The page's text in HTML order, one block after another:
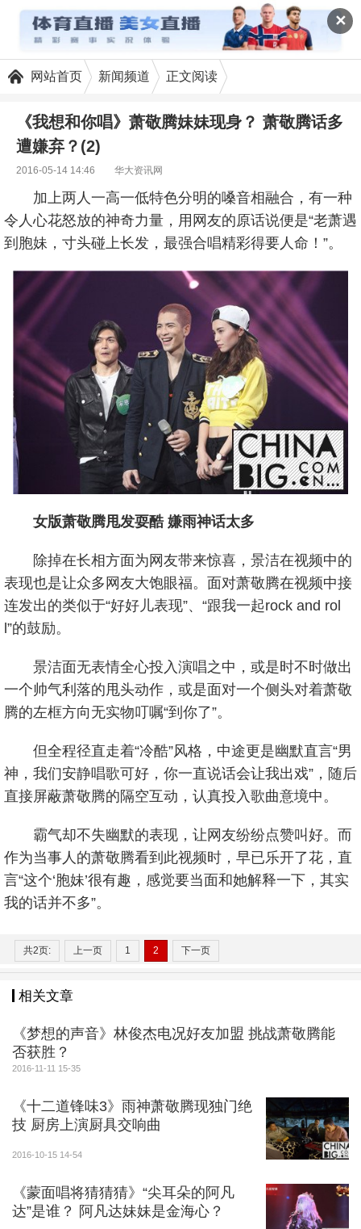
✕
网站首页 新闻频道 正文阅读
《我想和你唱》萧敬腾妹妹现身？ 萧敬腾话多
遭嫌弃？(2)
2016-05-14 14:46 华大资讯网
加上两人一高一低特色分明的嗓音相融合，有一种
令人心花怒放的神奇力量，用网友的原话说便是“老萧遇
到胞妹，寸头碰上长发，最强合唱精彩得要人命！”。
女版萧敬腾甩发耍酷 嫌雨神话太多
除掉在长相方面为网友带来惊喜，景洁在视频中的
表现也是让众多网友大饱眼福。面对萧敬腾在视频中接
连发出的类似于“好好儿表现”、“跟我一起rock and rol
l”的鼓励。
景洁面无表情全心投入演唱之中，或是时不时做出
一个帅气利落的甩头动作，或是面对一个侧头对着萧敬
腾的左框方向无实物叮嘱“到你了”。
但全程径直走着“冷酷”风格，中途更是幽默直言“男
神，我们安静唱歌可好，你一直说话会让我出戏”，随后
直接屏蔽萧敬腾的隔空互动，认真投入歌曲意境中。
霸气却不失幽默的表现，让网友纷纷点赞叫好。而
作为当事人的萧敬腾看到此视频时，早已乐开了花，直
言“这个‘胞妹’很有趣，感觉要当面和她解释一下，其实
我的话并不多”。
共2页: 上一页 1 2 下一页
相关文章
《梦想的声音》林俊杰电况好友加盟 挑战萧敬腾能
否获胜？
2016-11-11 15-35
《十二道锋味3》雨神萧敬腾现独门绝
技 厨房上演厨具交响曲
2016-10-15 14-54
《蒙面唱将猜猜猜》“尖耳朵的阿凡
达”是谁？ 阿凡达妹妹是金海心？